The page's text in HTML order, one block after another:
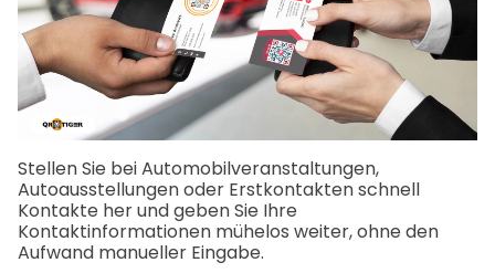
Stellen Sie bei Automobilveranstaltungen,
Autoausstellungen oder Erstkontakten schnell
Kontakte her und geben Sie Ihre
Kontaktinformationen mühelos weiter, ohne den
Aufwand manueller Eingabe.